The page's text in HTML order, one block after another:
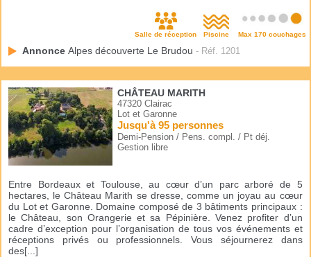
Salle de réception Piscine Max 170 couchages
Annonce Alpes découverte Le Brudou - Réf. 1201
CHÂTEAU MARITH
47320 Clairac
Lot et Garonne
Jusqu'à 95 personnes
Demi-Pension / Pens. compl. / Pt déj.
Gestion libre
Entre Bordeaux et Toulouse, au cœur d’un parc arboré de 5
hectares, le Château Marith se dresse, comme un joyau au cœur
du Lot et Garonne. Domaine composé de 3 bâtiments principaux :
le Château, son Orangerie et sa Pépinière. Venez profiter d’un
cadre d’exception pour l’organisation de tous vos événements et
réceptions privés ou professionnels. Vous séjournerez dans
des[...]